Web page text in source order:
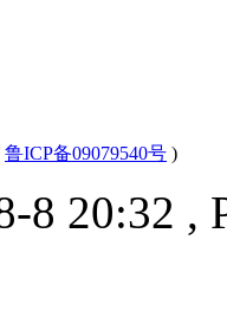
鲁ICP备09079540号 )
8 20:32 ,